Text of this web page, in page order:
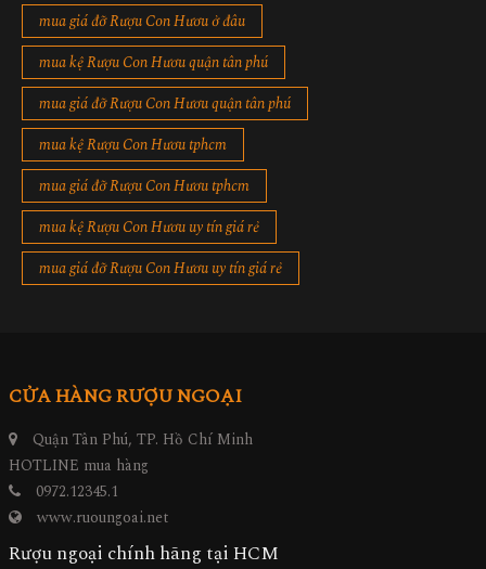
mua giá đỡ Rượu Con Hươu ở đâu
mua kệ Rượu Con Hươu quận tân phú
mua giá đỡ Rượu Con Hươu quận tân phú
mua kệ Rượu Con Hươu tphcm
mua giá đỡ Rượu Con Hươu tphcm
mua kệ Rượu Con Hươu uy tín giá rẻ
mua giá đỡ Rượu Con Hươu uy tín giá rẻ
CỬA HÀNG RƯỢU NGOẠI
Quận Tân Phú, TP. Hồ Chí Minh
HOTLINE mua hàng
0972.12345.1
www.ruoungoai.net
Rượu ngoại chính hãng tại HCM